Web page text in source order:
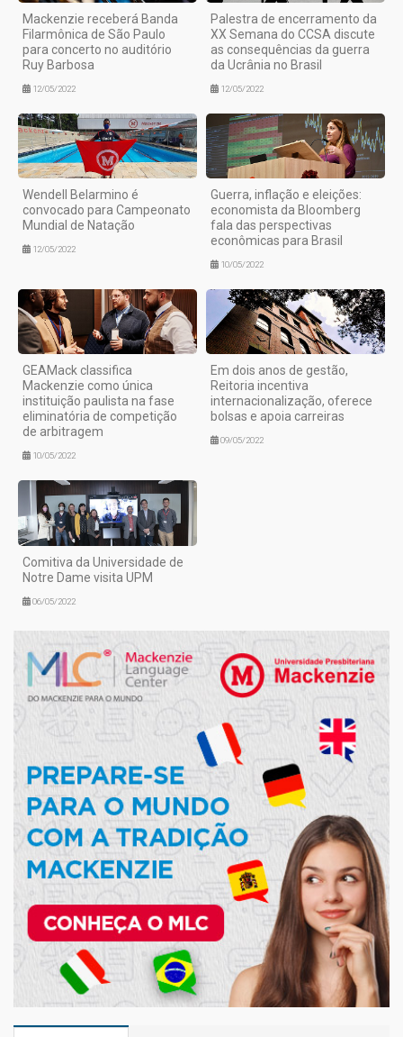
Mackenzie receberá Banda
Filarmônica de São Paulo
para concerto no auditório
Ruy Barbosa
12/05/2022
Palestra de encerramento da
XX Semana do CCSA discute
as consequências da guerra
da Ucrânia no Brasil
12/05/2022
Wendell Belarmino é
convocado para Campeonato
Mundial de Natação
12/05/2022
Guerra, inflação e eleições:
economista da Bloomberg
fala das perspectivas
econômicas para Brasil
10/05/2022
GEAMack classifica
Mackenzie como única
instituição paulista na fase
eliminatória de competição
de arbitragem
10/05/2022
Em dois anos de gestão,
Reitoria incentiva
internacionalização, oferece
bolsas e apoia carreiras
09/05/2022
Comitiva da Universidade de
Notre Dame visita UPM
06/05/2022